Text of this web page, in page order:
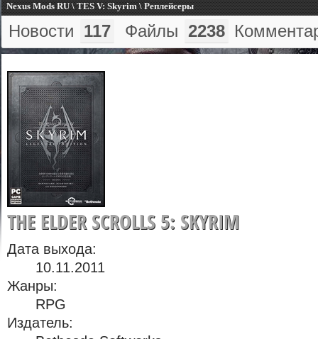
Nexus Mods RU \ TES V: Skyrim \ Реплейсеры
Новости 117 Файлы 2238
THE ELDER SCROLLS 5: SKYRIM
Дата выхода:
10.11.2011
Жанры:
RPG
Издатель: